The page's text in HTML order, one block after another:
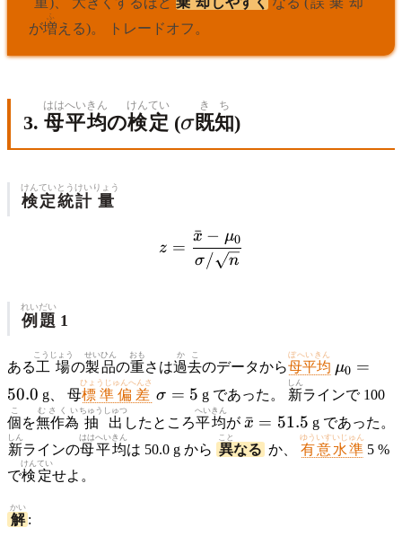
が増
ふ
える)。 トレードオフ。
3. 母
はは
平均
へいきん
の検定
けんてい
(\sigma
σ既知
きち
)
検定
けんてい
統計
とうけい
量
りょう
z = \frac{\bar{x} -
z =
σ/ n
x
ˉ − μ0
例題
れいだい
1
ある工場
こうじょう
の製品
せいひん
の重
おも
さは過去
かこ
のデータから母平均
ぼへいきん
\mu_0
= 50.0
μ0 =
50.0 g、 母標準偏差
ひょうじゅんへんさ
\sigma
σ = 5 g であった。 新
しん
ラインで 100
個
こ
を無作為
むさくい
抽
ちゅう
出
しゅつ
したところ平均
へいきん
が \bar{x}
= 51.5
x
ˉ = 51.5 g であった。
新
しん
ラインの母
はは
平均
へいきん
は 50.0 g から 異
こと
なる か、 有意水準
ゆういすいじゅん
5 %
で検定
けんてい
せよ。
解
かい
: